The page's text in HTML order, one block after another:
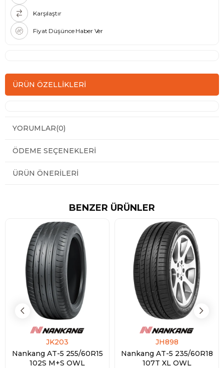
Karşılaştır
Fiyat Düşünce Haber Ver
ÜRÜN ÖZELLIKLERI
YORUMLAR(0)
ÖDEME SEÇENEKLERI
ÜRÜN ÖNERILERI
BENZER ÜRÜNLER
JK203
Nankang AT-5 255/60R15
102S M+S OWL
JH898
Nankang AT-5 235/60R18
107T XL OWL